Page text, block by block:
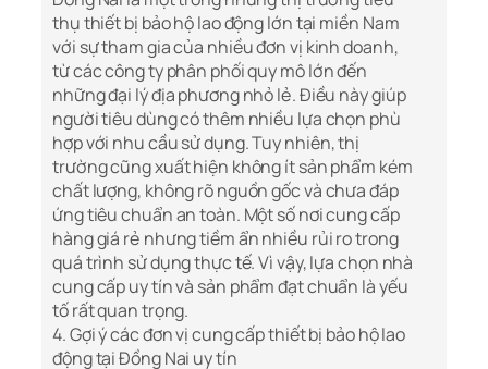
thụ thiết bị bảo hộ lao động lớn tại miền Nam
với sự tham gia của nhiều đơn vị kinh doanh,
từ các công ty phân phối quy mô lớn đến
những đại lý địa phương nhỏ lẻ. Điều này giúp
người tiêu dùng có thêm nhiều lựa chọn phù
hợp với nhu cầu sử dụng. Tuy nhiên, thị
trường cũng xuất hiện không ít sản phẩm kém
chất lượng, không rõ nguồn gốc và chưa đáp
ứng tiêu chuẩn an toàn. Một số nơi cung cấp
hàng giá rẻ nhưng tiềm ẩn nhiều rủi ro trong
quá trình sử dụng thực tế. Vì vậy, lựa chọn nhà
cung cấp uy tín và sản phẩm đạt chuẩn là yếu
tố rất quan trọng.
4. Gợi ý các đơn vị cung cấp thiết bị bảo hộ lao
động tại Đồng Nai uy tín